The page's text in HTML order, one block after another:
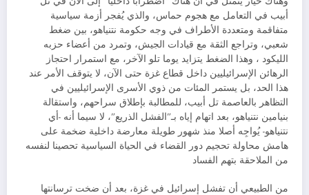
أبيب في التعامل مع هجوم حماس، والذي يُفجر أزمة سياسية
متفاقمة ومتعددة الأطراف في وجه حكومة نتنياهو، بين ضغط
شعبي، وتراجع الثقة مع قيادات الجيش، وتمرد من أعضاء حزبه
الليكود ، وهذا الضغط يتزايد يوما تلو الآخر، مع استمرار احتجاز
الرهائن الإسرائيليين داخل قطاع غزة حتى الآن، لا يتوقف الأمر عند
هذا الحد، بل يستمر المئات من ذوي الأسرى الإسرائيليين في
التظاهر بالعاصمة تل أبيب، للمطالبة بإطلاق سراحهم، واستقالة
بنيامين نتنياهو، بعد اتهام إياه بـ”الفشل الذريع”، لا سيما أنه -أي
نتنياهو- يُواجِه أصلا منذ شهور طويلة معارضة داخلية ضخمة على
هامش محاولة تحجيم دور القضاء في الحياة السياسية تحصينا لنفسه
من الملاحقة بتهم الفساد
من الطبيعي أن تفشل إسرائيل في غزة، بعد أن ضخت ترسانتها